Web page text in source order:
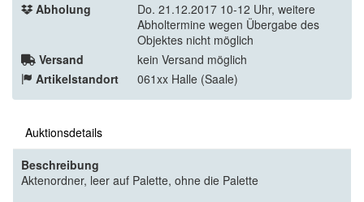
Abholung
Do. 21.12.2017 10-12 Uhr, weitere
Abholtermine wegen Übergabe des
Objektes nicht möglich
Versand
kein Versand möglich
Artikelstandort
061xx Halle (Saale)
Auktionsdetails
Beschreibung
Aktenordner, leer auf Palette, ohne die Palette